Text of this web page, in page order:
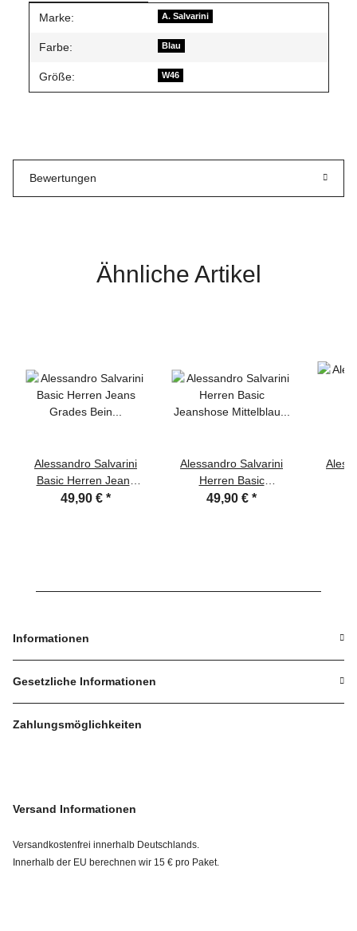
Produkteigenschaft
Wert
Marke: A. Salvarini
Farbe: Blau
Größe: W46
Bewertungen
Ähnliche Artikel
Alessandro Salvarini
Basic Herren Jeans
Grades Bein Mittelblau
49,90 € *
Alessandro Salvarini
Herren Basic
Jeanshose Mittelblau
49,90 € *
Informationen
Gesetzliche Informationen
Zahlungsmöglichkeiten
Versand Informationen
Versandkostenfrei innerhalb Deutschlands.
Innerhalb der EU berechnen wir 15 € pro Paket.